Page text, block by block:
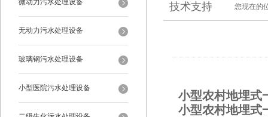
微动力污水处理设备
无动力污水处理设备
玻璃钢污水处理设备
小型医院污水处理设备
技术支持 您现在的
小型农村地埋式
小型农村地埋式